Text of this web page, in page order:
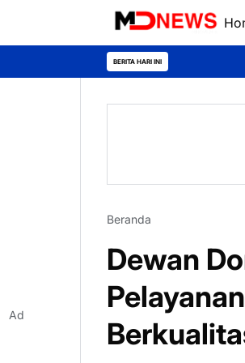
BERITA HARI INI
Beranda
Dewan
Ad